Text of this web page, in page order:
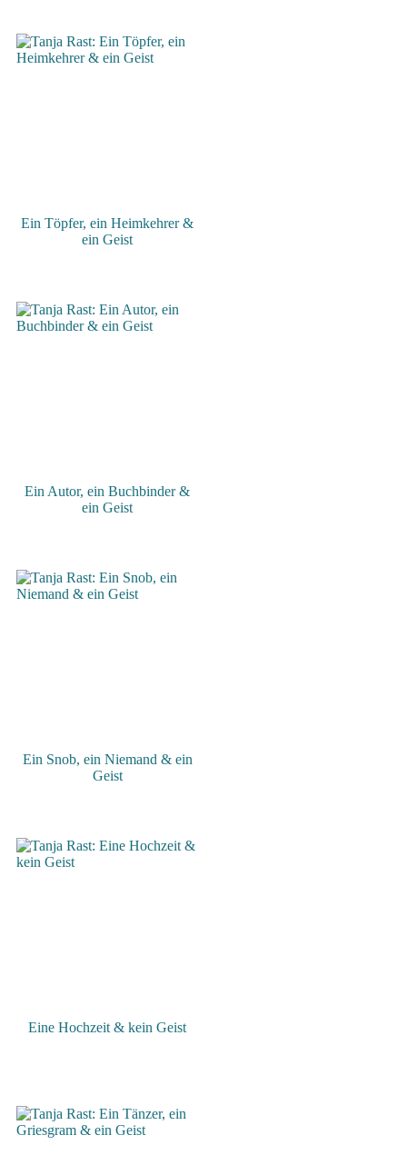
Ein Töpfer, ein Heimkehrer &
ein Geist
Ein Autor, ein Buchbinder &
ein Geist
Ein Snob, ein Niemand & ein
Geist
Eine Hochzeit & kein Geist